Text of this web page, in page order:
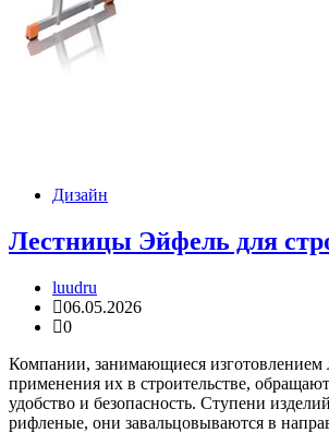
Дизайн
Лестницы Эйфель для
luudru
06.05.2026
0
Компании, занимающиеся изготовлением
применения их в строительстве,
удобство и безопасность. Ступени
рифленые, они завальцовываются в